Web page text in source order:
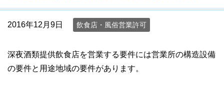
2016年12月9日 飲食店・風俗営業許可
深夜酒類提供飲食店を営業する要件には営業所の構造設備
の要件と用途地域の要件があります。